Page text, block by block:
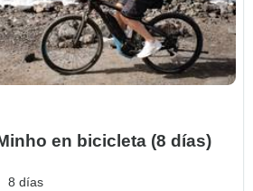
en bicicleta (8 días)
8 días